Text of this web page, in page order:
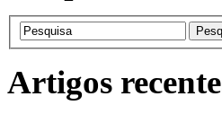
Artigos